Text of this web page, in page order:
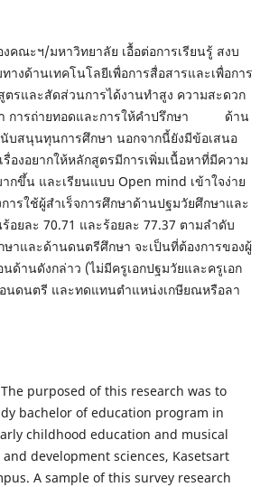
ณะฯ/มหาวิทยาลัย เอื้อต่อการเรียนรู้ สงบ
านเทคโนโลยีเพื่อการสื่อสารและเพื่อการ
รและสัดส่วนการได้งานทำสูง ความสะดวก
า การถ่ายทอดและการให้คำปรึกษา ด้าน
บสนุนทุนการศึกษา นอกจากนี้ยังมีข้อเสนอ
งอยากให้หลักสูตรมีการเพิ่มเนื้อหาที่มีความ
ขึ้น และเรียนแบบ Open mind เข้าใจง่าย
รใช้ผู้สำเร็จการศึกษาด้านปฐมวัยศึกษาและ
ยละ 70.71 และร้อยละ 77.37 ตามลำดับ
าและด้านดนตรีศึกษา จะเป็นที่ต้องการของผู้
านดังกล่าว (ไม่มีครูเอกปฐมวัยและครูเอก
นดนตรี และทดแทนตำแหน่งเกษียณหรือลา
purposed of this research was to
bachelor of education program in
childhood education and musical
development sciences, Kasetsart
A sample of this survey research